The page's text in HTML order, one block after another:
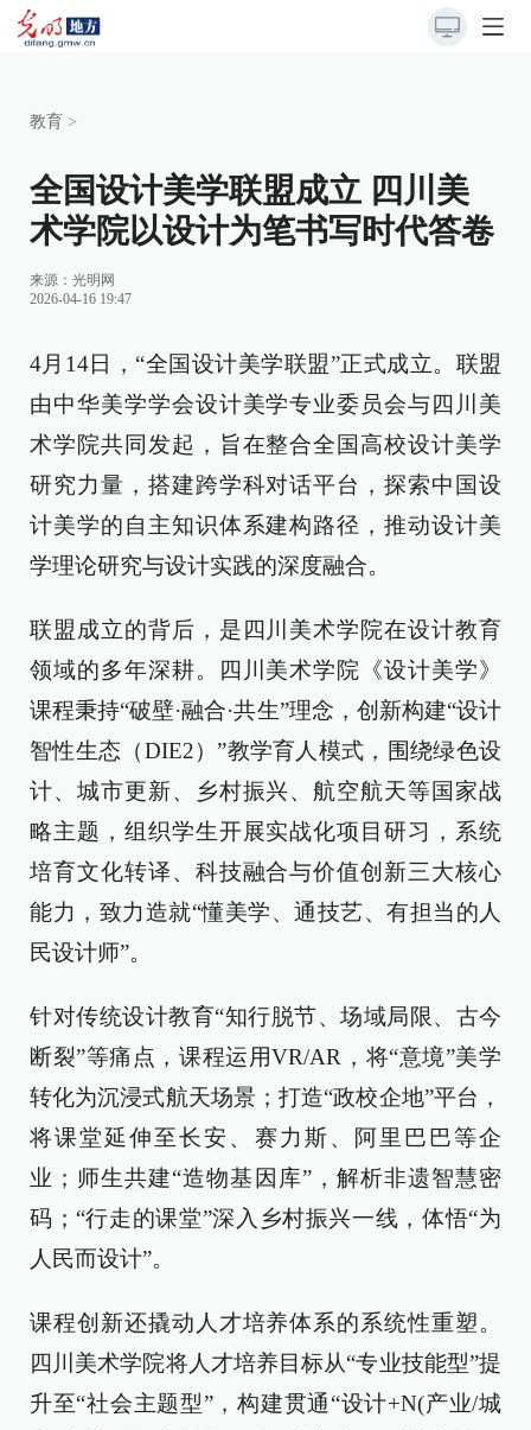
教育 >
全国设计美学联盟成立 四川美
术学院以设计为笔书写时代答卷
来源： 光明网
2026-04-16 19:47
4月14日，“全国设计美学联盟”正式成立。联盟
由中华美学学会设计美学专业委员会与四川美
术学院共同发起，旨在整合全国高校设计美学
研究力量，搭建跨学科对话平台，探索中国设
计美学的自主知识体系建构路径，推动设计美
学理论研究与设计实践的深度融合。
联盟成立的背后，是四川美术学院在设计教育
领域的多年深耕。四川美术学院《设计美学》
课程秉持“破壁·融合·共生”理念，创新构建“设计
智性生态（DIE2）”教学育人模式，围绕绿色设
计、城市更新、乡村振兴、航空航天等国家战
略主题，组织学生开展实战化项目研习，系统
培育文化转译、科技融合与价值创新三大核心
能力，致力造就“懂美学、通技艺、有担当的人
民设计师”。
针对传统设计教育“知行脱节、场域局限、古今
断裂”等痛点，课程运用VR/AR，将“意境”美学
转化为沉浸式航天场景；打造“政校企地”平台，
将课堂延伸至长安、赛力斯、阿里巴巴等企
业；师生共建“造物基因库”，解析非遗智慧密
码；“行走的课堂”深入乡村振兴一线，体悟“为
人民而设计”。
课程创新还撬动人才培养体系的系统性重塑。
四川美术学院将人才培养目标从“专业技能型”提
升至“社会主题型”，构建贯通“设计+N(产业/城